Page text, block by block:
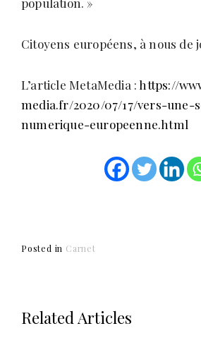
Citoyens européens, à nous de
L’article MetaMedia :https://
media.fr/2020/07/17/vers-une-
numerique-europeenne.html
Posted in Carnet
Related Articles